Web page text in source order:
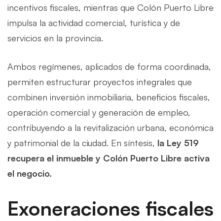
incentivos fiscales, mientras que Colón Puerto Libre
impulsa la actividad comercial, turística y de
servicios en la provincia.
Ambos regímenes, aplicados de forma coordinada,
permiten estructurar proyectos integrales que
combinen inversión inmobiliaria, beneficios fiscales,
operación comercial y generación de empleo,
contribuyendo a la revitalización urbana, económica
y patrimonial de la ciudad. En síntesis, la Ley 519
recupera el inmueble y Colón Puerto Libre activa
el negocio.
Exoneraciones fiscales